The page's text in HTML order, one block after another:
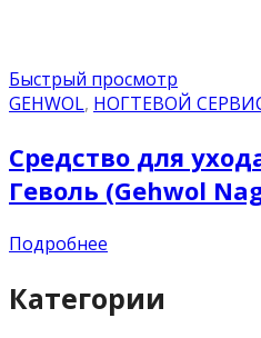
Быстрый просмотр
GEHWOL, НОГТЕВОЙ
Средство для
Геволь (Gehwol
Подробнее
Категории